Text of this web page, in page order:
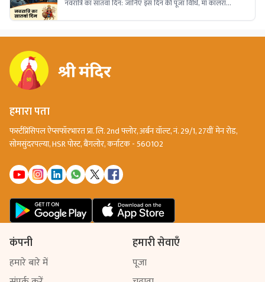
नवरात्रि का सातवां दिन: जानिए इस दिन की पूजा विधि, माँ कालरात्रि
कृपा प्राप्त करने के लिए आवश्यक उपायों और अनुष्ठान के बारे में जानें।
हमारा पता
फर्स्टप्रिंसिपल ऐप्सफॉरभारत प्रा. लि. 2nd फ्लोर, अर्बन वॉल्ट, नं. 29/1, 27वीं मेन रोड,
सोमसुंदरपल्या, HSR पोस्ट, बैंगलोर, कर्नाटक - 560102
कंपनी
हमारे बारे में
हमारी सेवाएँ
पूजा